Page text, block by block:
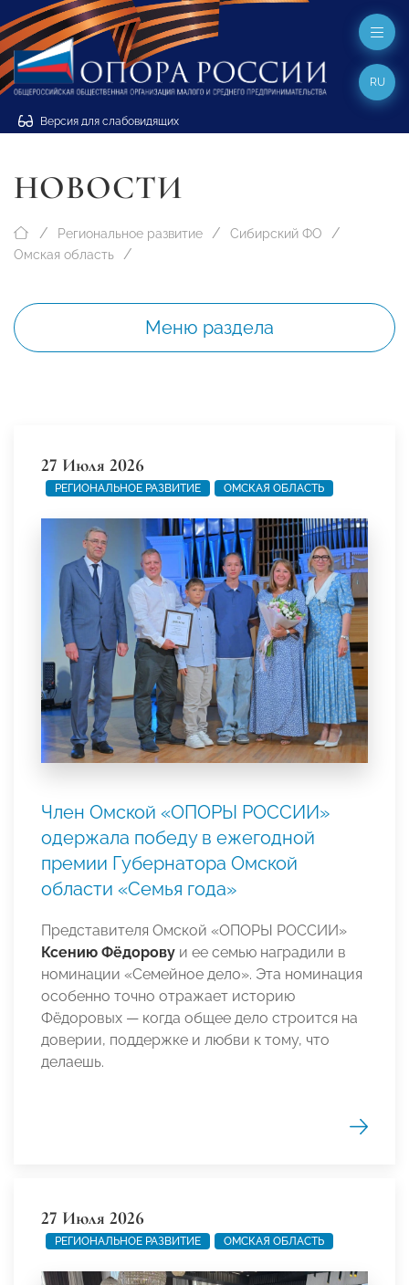
Версия для слабовидящих
RU
НОВОСТИ
Региональное развитие
Сибирский ФО
Омская область
Меню раздела
27 Июля 2026
РЕГИОНАЛЬНОЕ РАЗВИТИЕ ОМСКАЯ ОБЛАСТЬ
Член Омской «ОПОРЫ РОССИИ»
одержала победу в ежегодной
премии Губернатора Омской
области «Семья года»
Представителя Омской «ОПОРЫ РОССИИ»
Ксению Фёдорову и ее семью наградили в
номинации «Семейное дело». Эта номинация
особенно точно отражает историю
Фёдоровых — когда общее дело строится на
доверии, поддержке и любви к тому, что
делаешь.
27 Июля 2026
РЕГИОНАЛЬНОЕ РАЗВИТИЕ ОМСКАЯ ОБЛАСТЬ